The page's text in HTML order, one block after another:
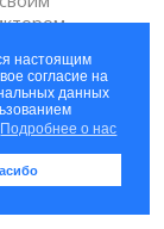
настоящим
согласие на
данных
Подробнее о нас